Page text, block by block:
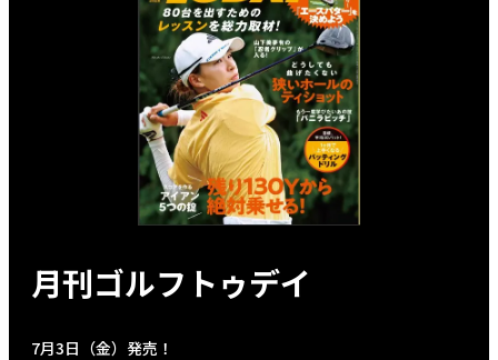
月刊ゴルフトゥデイ
7月3日（金）発売！